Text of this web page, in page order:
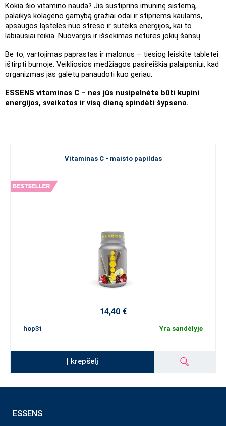
Kokia šio vitamino nauda? Jis sustiprins imuninę sistemą,
palaikys kolageno gamybą gražiai odai ir stipriems kaulams,
apsaugos ląsteles nuo streso ir suteiks energijos, kai to
labiausiai reikia. Nuovargis ir išsekimas neturės jokių šansų.
Be to, vartojimas paprastas ir malonus – tiesiog leiskite tabletei
ištirpti burnoje. Veikliosios medžiagos pasireiškia palaipsniui, kad
organizmas jas galėtų panaudoti kuo geriau.
ESSENS vitaminas C – nes jūs nusipelnėte būti kupini
energijos, sveikatos ir visą dieną spindėti šypsena.
Vitaminas C - maisto papildas
14,40 €
hop31 Yra sandėlyje
Į krepšelį
ESSENS